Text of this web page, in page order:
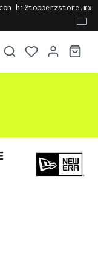
hi@topperzstore.mx